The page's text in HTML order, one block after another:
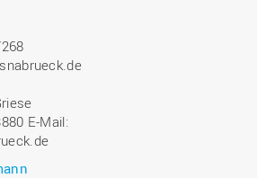
E-Mail: